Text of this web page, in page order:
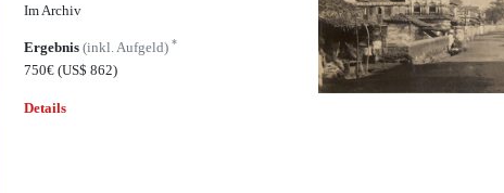
Im Archiv
Ergebnis(inkl. Aufgeld)*
750€(US$ 862)
Details